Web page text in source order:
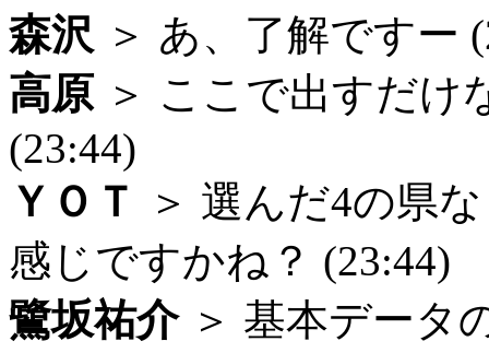
森沢 ＞ あ、了解ですー
高原 ＞ ここで出すだけ
(23:44)
ＹＯＴ
＞ 選んだ4の県
感じですかね？ (23:44)
鷺坂祐介＞ 基本データ